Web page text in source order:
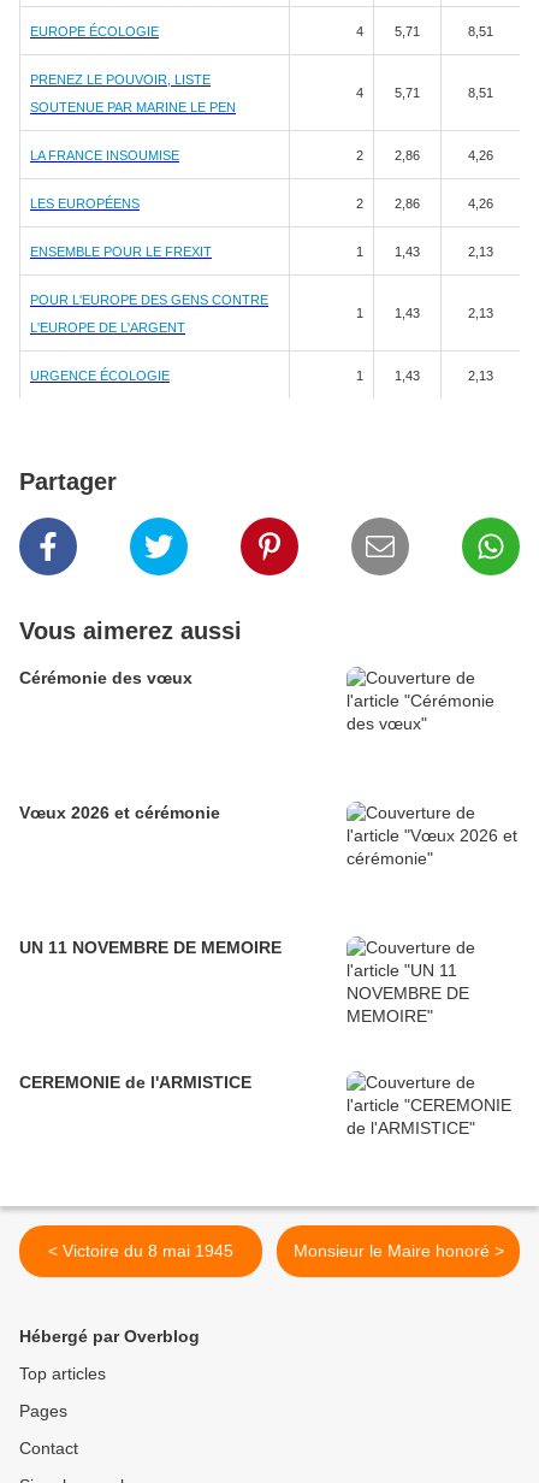
EUROPE ÉCOLOGIE 4 5,71 8,51
PRENEZ LE POUVOIR, LISTE
SOUTENUE PAR MARINE LE PEN
4 5,71 8,51
LA FRANCE INSOUMISE 2 2,86 4,26
LES EUROPÉENS 2 2,86 4,26
ENSEMBLE POUR LE FREXIT 1 1,43 2,13
POUR L'EUROPE DES GENS CONTRE
L'EUROPE DE L'ARGENT
1 1,43 2,13
URGENCE ÉCOLOGIE 1 1,43 2,13
Partager
Vous aimerez aussi
Cérémonie des vœux
Vœux 2026 et cérémonie
UN 11 NOVEMBRE DE MEMOIRE
CEREMONIE de l'ARMISTICE
< Victoire du 8 mai 1945 Monsieur le Maire honoré >
Hébergé par Overblog
Top articles
Pages
Contact